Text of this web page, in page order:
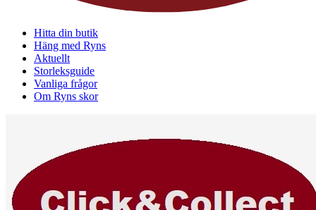
Hitta din butik
Häng med Ryns
Aktuellt
Storleksguide
Vanliga frågor
Om Ryns skor